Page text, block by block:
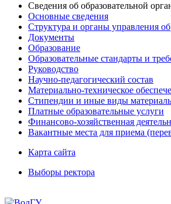
Сведения об образовательной
Основные сведения
Структура и органы управления
Документы
Образование
Образовательные стандарты и
Руководство
Научно-педагогический состав
Материально-техническое
Стипендии и иные виды
Платные образовательные услуги
Финансово-хозяйственная
Вакантные места для приема
Карта сайта
Выборы ректора